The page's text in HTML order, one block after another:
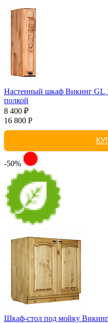
Настенный шкаф Викинг GL
полкой
8 400 ₽
16 800 Р
-50%
Шкаф-стол под мойку